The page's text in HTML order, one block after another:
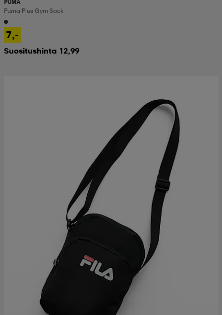
PUMA
Puma Plus Gym Sack
7,-
Suositushinta 12,99